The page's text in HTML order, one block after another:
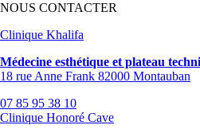
NOUS CONTACTER
Clinique Khalifa
Médecine esthétique et plateau
18 rue Anne Frank 82000 Montauban
07 85 95 38 10
Clinique Honoré Cave